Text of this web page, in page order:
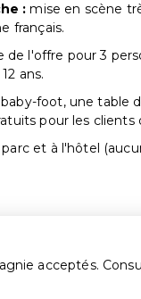
: mise en scène
français.
de l'offre pour 3
ans.
baby-foot, une
pour les clients
et à l'hôtel
acceptés.